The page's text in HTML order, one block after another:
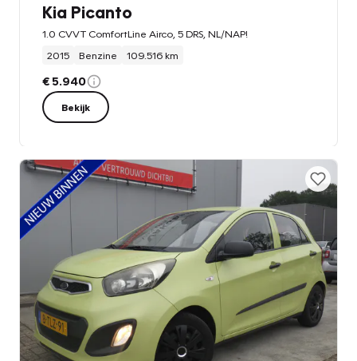
Kia Picanto
1.0 CVVT ComfortLine Airco, 5 DRS, NL/NAP!
2015
Benzine 109.516 km
€ 5.940
Bekijk